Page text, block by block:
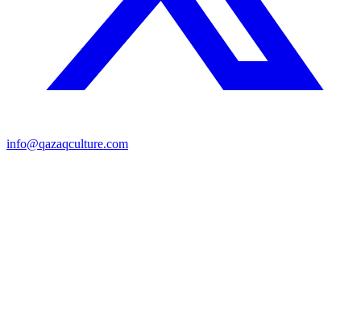
info@qazaqculture.com